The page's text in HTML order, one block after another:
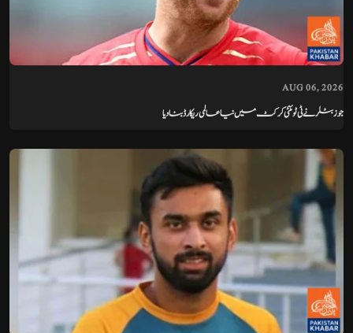
AUG 06, 2026
جوز بٹلر نے ٹی ٹوئنٹی کرکٹ میں نیا عالمی ریکارڈ بنا دیا